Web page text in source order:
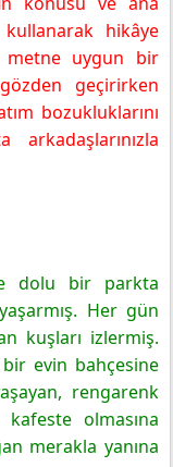
hikâye
metne uygun bir
geçirirken
bozukluklarını
arkadaşlarınızla
dolu bir parkta
Her gün
kuşları izlermiş.
evin bahçesine
rengarenk
olmasına
merakla yanına